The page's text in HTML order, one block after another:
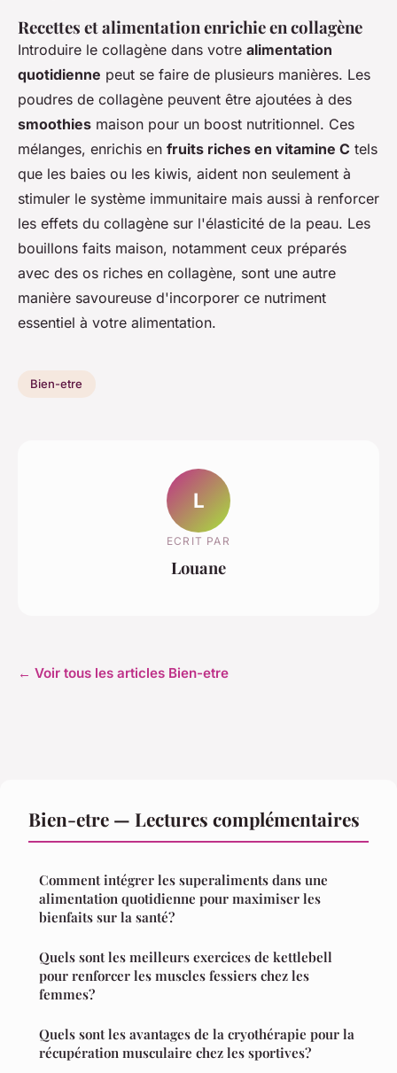
Recettes et alimentation enrichie en collagène
Introduire le collagène dans votre alimentation
quotidienne peut se faire de plusieurs manières. Les
poudres de collagène peuvent être ajoutées à des
smoothies maison pour un boost nutritionnel. Ces
mélanges, enrichis en fruits riches en vitamine C tels
que les baies ou les kiwis, aident non seulement à
stimuler le système immunitaire mais aussi à renforcer
les effets du collagène sur l'élasticité de la peau. Les
bouillons faits maison, notamment ceux préparés
avec des os riches en collagène, sont une autre
manière savoureuse d'incorporer ce nutriment
essentiel à votre alimentation.
Bien-etre
L
ECRIT PAR
Louane
← Voir tous les articles Bien-etre
Bien-etre — Lectures complémentaires
Comment intégrer les superaliments dans une
alimentation quotidienne pour maximiser les
bienfaits sur la santé?
Quels sont les meilleurs exercices de kettlebell
pour renforcer les muscles fessiers chez les
femmes?
Quels sont les avantages de la cryothérapie pour la
récupération musculaire chez les sportives?